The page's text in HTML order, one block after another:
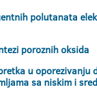
polutanata
poroznih oksida
u oporezivanju
sa niskim i